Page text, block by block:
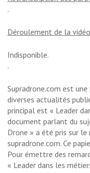
.
Déroulement de la
Indisponible.
.
Supradrone.com est
diverses actualités
principal est « Leader
document parlant du
Drone » a été pris sur
supradrone.com. Ce
Pour émettre des
« Leader dans les